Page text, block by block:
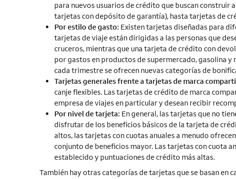
para nuevos usuarios de crédito que buscan
tarjetas con depósito de garantía), hasta tarjetas de
Por estilo de gasto: Existen tarjetas diseñadas para
tarjetas de viaje están dirigidas a las personas que
cruceros, mientras que una tarjeta de crédito con
por gastos en productos de supermercado, gasolina
cada trimestre se ofrecen nuevas categorías de
Tarjetas generales frente a tarjetas de marca
canje flexibles. Las tarjetas de crédito de marca
empresa de viajes en particular y desean recibir
Por nivel de tarjeta: En general, las tarjetas que no
disfrutar de los beneficios básicos de la tarjeta de
altos, las tarjetas con cuotas anuales a menudo
conjunto de beneficios mayor. Las tarjetas con cuota
establecido y puntuaciones de crédito más altas.
También hay otras categorías de tarjetas que se basan en